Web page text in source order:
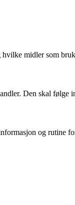
hvilke midler som
Den skal følge
og rutine